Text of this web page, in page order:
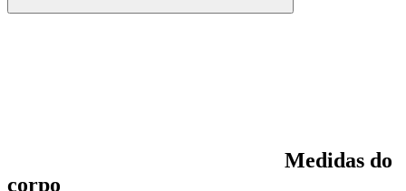
Medidas do
corpo